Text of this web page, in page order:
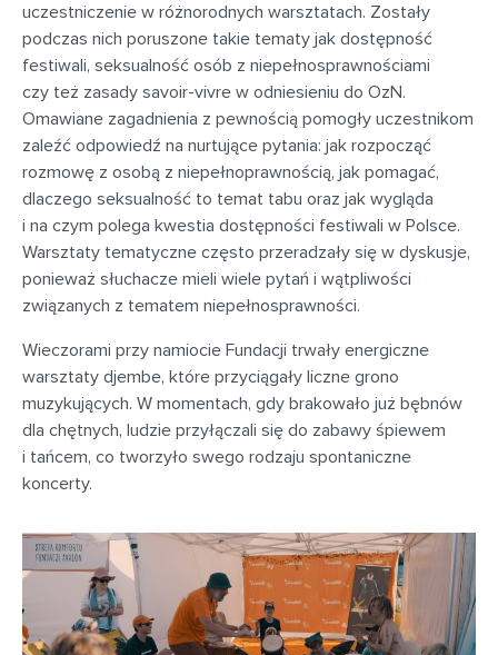
uczestniczenie w różnorodnych warsztatach. Zostały
podczas nich poruszone takie tematy jak dostępność
festiwali, seksualność osób z niepełnosprawnościami
czy też zasady savoir-vivre w odniesieniu do OzN.
Omawiane zagadnienia z pewnością pomogły uczestnikom
zaleźć odpowiedź na nurtujące pytania: jak rozpocząć
rozmowę z osobą z niepełnoprawnością, jak pomagać,
dlaczego seksualność to temat tabu oraz jak wygląda
i na czym polega kwestia dostępności festiwali w Polsce.
Warsztaty tematyczne często przeradzały się w dyskusje,
ponieważ słuchacze mieli wiele pytań i wątpliwości
związanych z tematem niepełnosprawności.
Wieczorami przy namiocie Fundacji trwały energiczne
warsztaty djembe, które przyciągały liczne grono
muzykujących. W momentach, gdy brakowało już bębnów
dla chętnych, ludzie przyłączali się do zabawy śpiewem
i tańcem, co tworzyło swego rodzaju spontaniczne
koncerty.